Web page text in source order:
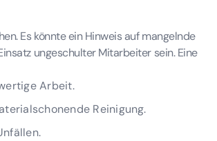
Es könnte ein Hinweis auf mangelnde
ungeschulter Mitarbeiter sein. Eine
Arbeit.
Reinigung.